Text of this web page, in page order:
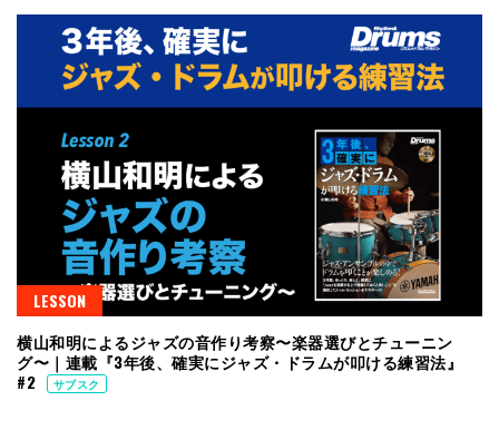
LESSON
横山和明によるジャズの音作り考察〜楽器選びとチューニン
グ〜｜連載『3年後、確実にジャズ・ドラムが叩ける練習法』
#2
サブスク